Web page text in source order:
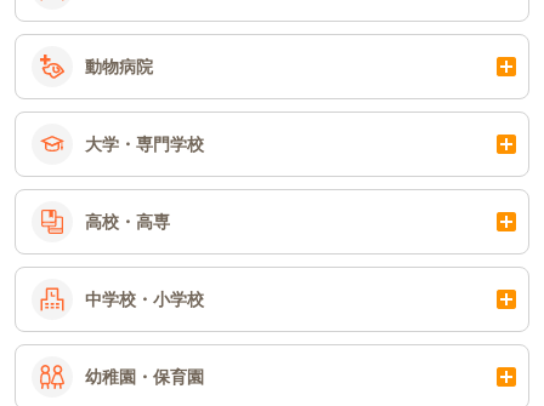
動物病院
大学・専門学校
高校・高専
中学校・小学校
幼稚園・保育園